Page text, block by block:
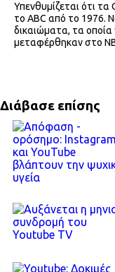
Υπενθυμίζεται ότι
το ABC από το 1976.
δικαιώματα, τα
μεταφέρθηκαν στο
Διάβασε επίσης